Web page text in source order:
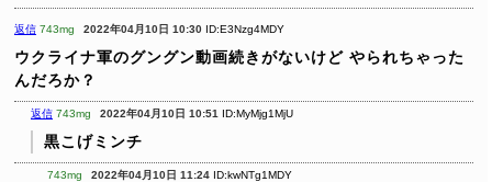
返信 743mg 2022年04月10日 10:30 ID:E3Nzg4MDY
ウクライナ軍のグングン動画続きがないけど やられちゃった
んだろか？
返信 743mg 2022年04月10日 10:51 ID:MyMjg1MjU
黒こげミンチ
743mg 2022年04月10日 11:24 ID:kwNTg1MDY